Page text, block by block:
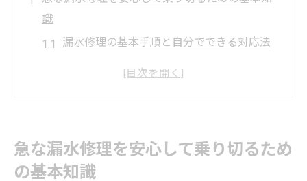
識
漏水修理の基本手順と自分でできる対応法
急な漏水修理でも慌てない初期対応のコツ
賃貸住宅で漏水修理時に把握したい責任分担と
急な漏水修理を安心して乗り切るため
の基本知識